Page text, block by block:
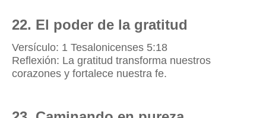
22. El poder de la gratitud
Versículo: 1 Tesalonicenses 5:18
Reflexión: La gratitud transforma nuestros
corazones y fortalece nuestra fe.